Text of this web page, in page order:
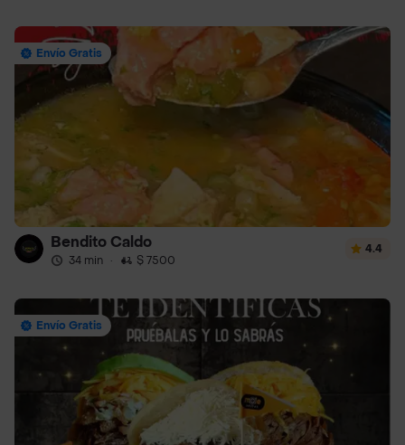
Envío Gratis
Bendito Caldo
34 min · $ 7500
4.4
Envío Gratis